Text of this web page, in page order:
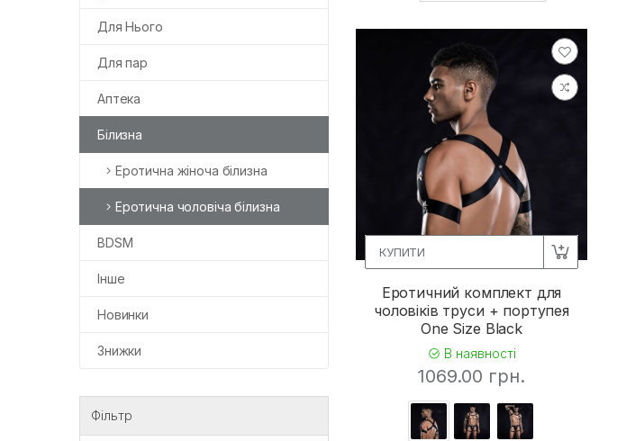
Для Нього
Для пар
Аптека
Білизна
Еротична жіноча білизна
Еротична чоловіча білизна
BDSM
Інше
Новинки
Знижки
Фільтр
КУПИТИ
Еротичний комплект для
чоловіків труси + портупея
One Size Black
В наявності
1069.00 грн.